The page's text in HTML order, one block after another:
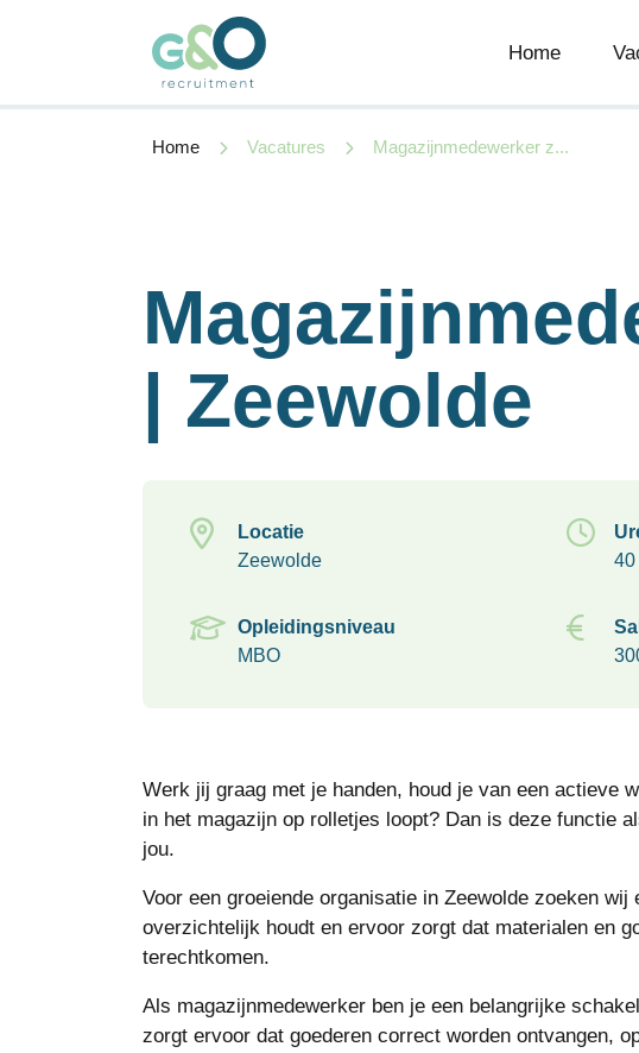
Home
Home Vacatures Magazijnmedewerker z...
| Zeewolde
Locatie
Zeewolde
40
Opleidingsniveau
MBO
Werk jij graag met je handen, houd je van een actieve
in het magazijn op rolletjes loopt? Dan is deze functie
jou.
Voor een groeiende organisatie in Zeewolde zoeken
overzichtelijk houdt en ervoor zorgt dat materialen en
terechtkomen.
Als magazijnmedewerker ben je een belangrijke
zorgt ervoor dat goederen correct worden ontvangen,